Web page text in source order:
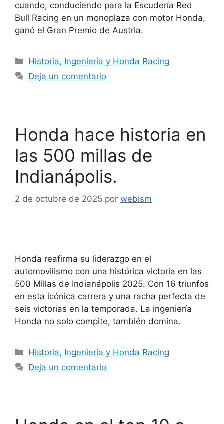
cuando, conduciendo para la Escudería Red
Bull Racing en un monoplaza con motor Honda,
ganó el Gran Premio de Austria.
Historia, Ingeniería y Honda Racing
Deja un comentario
Honda hace historia en
las 500 millas de
Indianápolis.
2 de octubre de 2025 por webism
Honda reafirma su liderazgo en el
automovilismo con una histórica victoria en las
500 Millas de Indianápolis 2025. Con 16 triunfos
en esta icónica carrera y una racha perfecta de
seis victorias en la temporada. La ingeniería
Honda no solo compite, también domina.
Historia, Ingeniería y Honda Racing
Deja un comentario